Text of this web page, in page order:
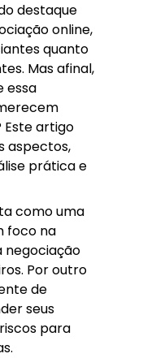
destaque
online,
quanto
Mas afinal,
essa
Este artigo
aspectos,
prática e
como uma
foco na
negociação
Por outro
de
seus
para